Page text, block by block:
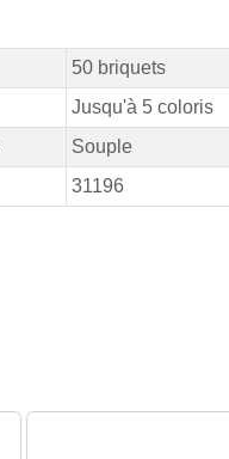
50 briquets
Jusqu'à 5 coloris
Souple
31196